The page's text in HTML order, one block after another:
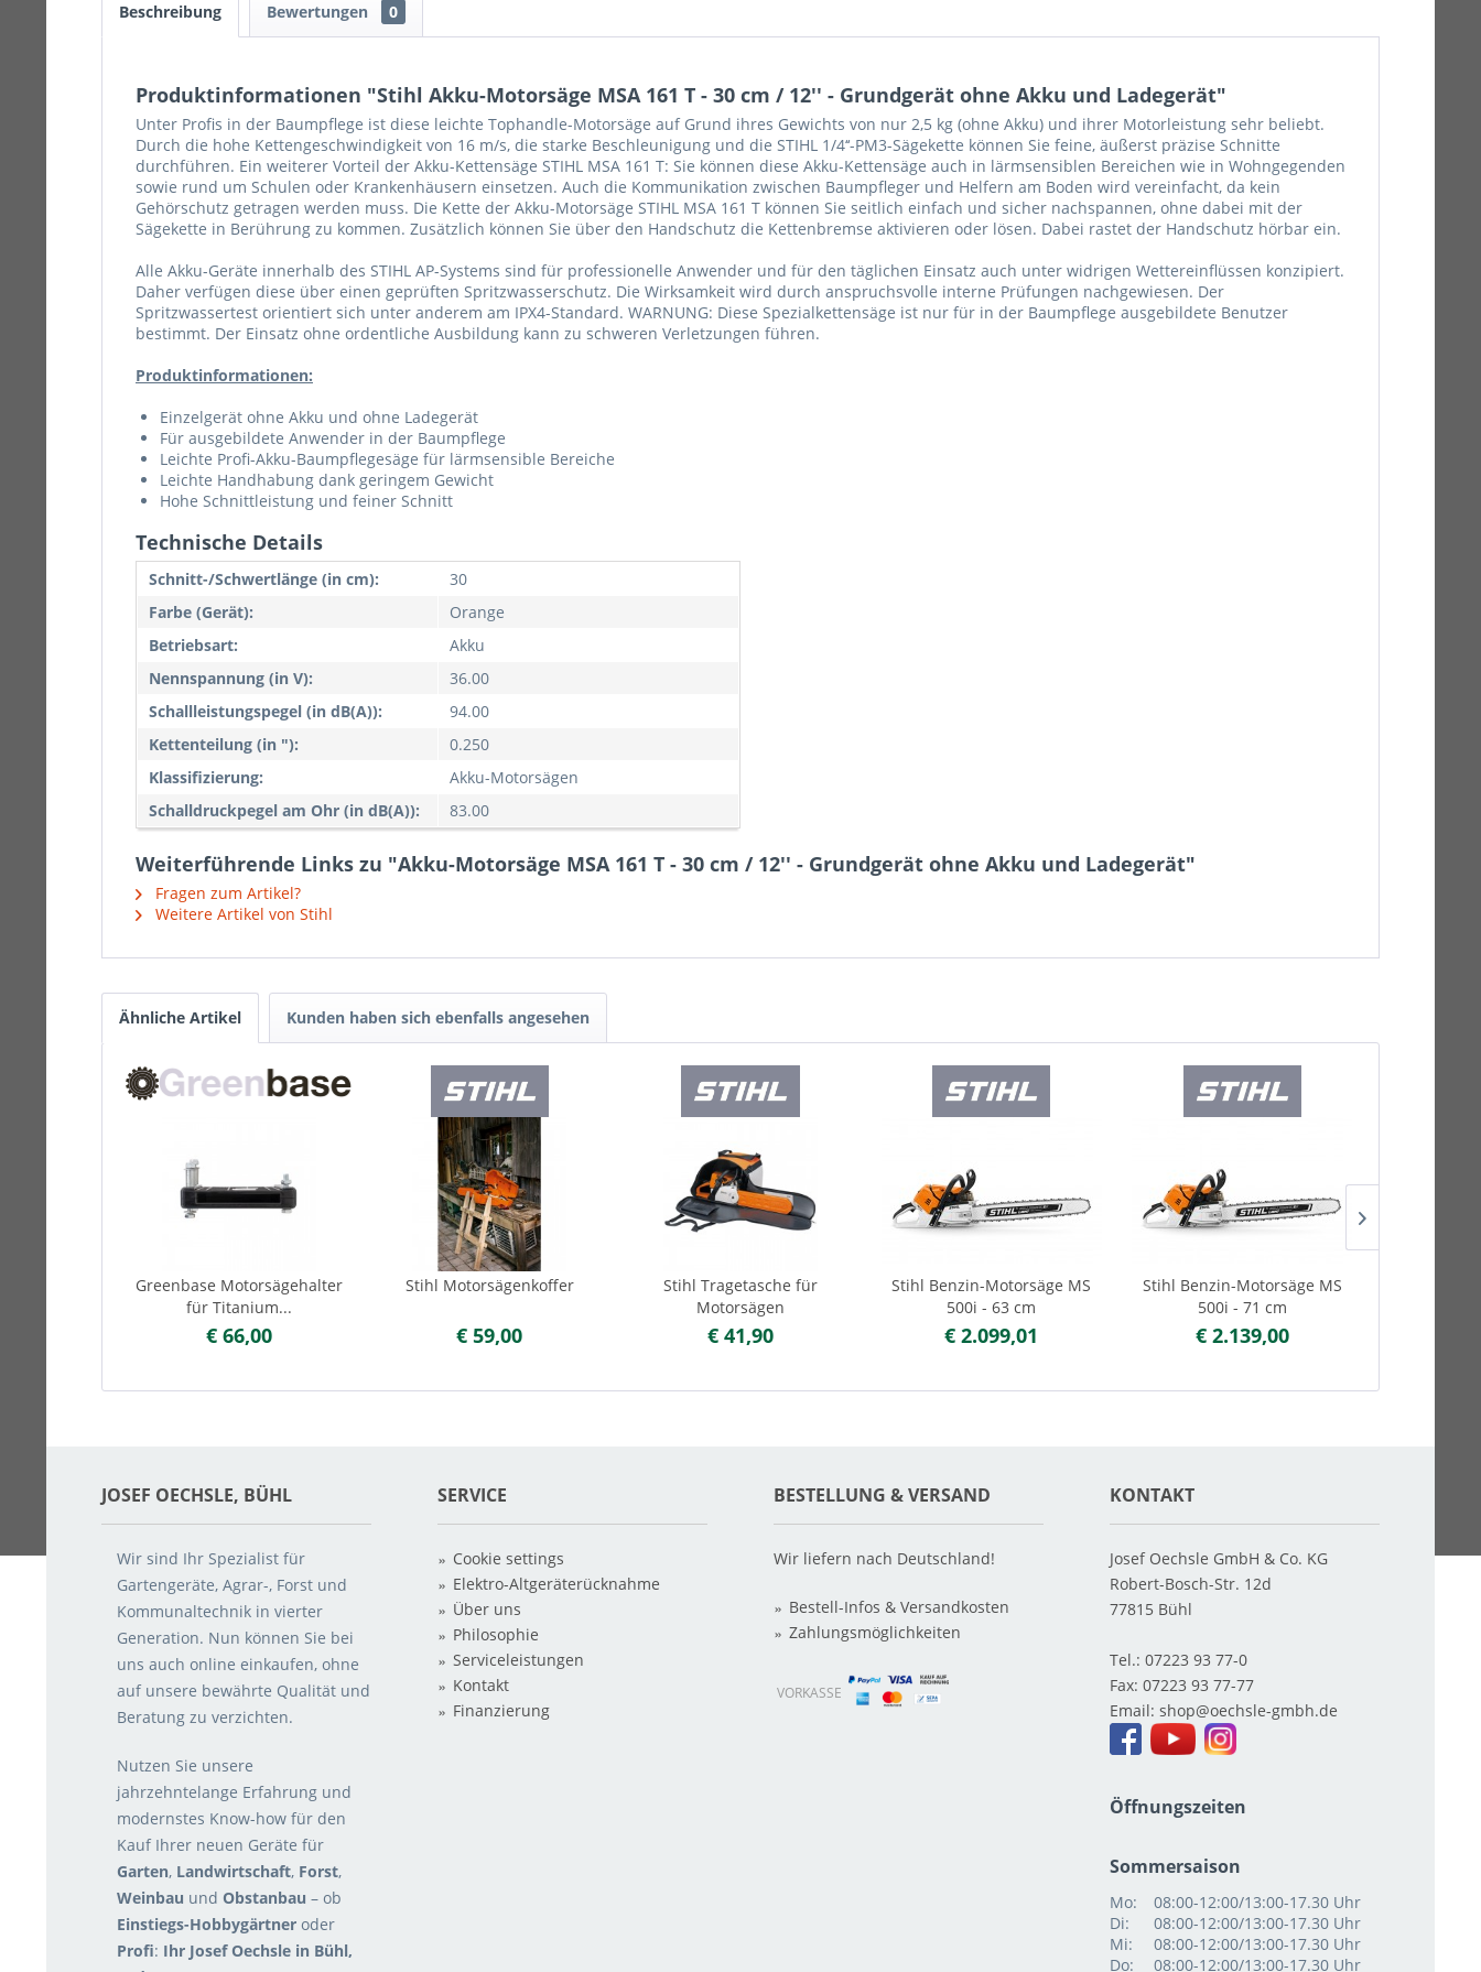
Beschreibung Bewertungen 0
Produktinformationen "Stihl Akku-Motorsäge MSA 161 T - 30 cm / 12'' - Grundgerät ohne Akku und Ladegerät"
Unter Profis in der Baumpflege ist diese leichte Tophandle-Motorsäge auf Grund ihres Gewichts von nur 2,5 kg (ohne Akku) und ihrer Motorleistung sehr beliebt.
Durch die hohe Kettengeschwindigkeit von 16 m/s, die starke Beschleunigung und die STIHL 1/4‘‘-PM3-Sägekette können Sie feine, äußerst präzise Schnitte
durchführen. Ein weiterer Vorteil der Akku-Kettensäge STIHL MSA 161 T: Sie können diese Akku-Kettensäge auch in lärmsensiblen Bereichen wie in Wohngegenden
sowie rund um Schulen oder Krankenhäusern einsetzen. Auch die Kommunikation zwischen Baumpfleger und Helfern am Boden wird vereinfacht, da kein
Gehörschutz getragen werden muss. Die Kette der Akku-Motorsäge STIHL MSA 161 T können Sie seitlich einfach und sicher nachspannen, ohne dabei mit der
Sägekette in Berührung zu kommen. Zusätzlich können Sie über den Handschutz die Kettenbremse aktivieren oder lösen. Dabei rastet der Handschutz hörbar ein.
Alle Akku-Geräte innerhalb des STIHL AP-Systems sind für professionelle Anwender und für den täglichen Einsatz auch unter widrigen Wettereinflüssen konzipiert.
Daher verfügen diese über einen geprüften Spritzwasserschutz. Die Wirksamkeit wird durch anspruchsvolle interne Prüfungen nachgewiesen. Der
Spritzwassertest orientiert sich unter anderem am IPX4-Standard. WARNUNG: Diese Spezialkettensäge ist nur für in der Baumpflege ausgebildete Benutzer
bestimmt. Der Einsatz ohne ordentliche Ausbildung kann zu schweren Verletzungen führen.
Produktinformationen:
Einzelgerät ohne Akku und ohne Ladegerät
Für ausgebildete Anwender in der Baumpflege
Leichte Profi-Akku-Baumpflegesäge für lärmsensible Bereiche
Leichte Handhabung dank geringem Gewicht
Hohe Schnittleistung und feiner Schnitt
Technische Details
Schnitt-/Schwertlänge (in cm):
30
Farbe (Gerät):
Orange
Betriebsart:
Akku
Nennspannung (in V):
36.00
Schallleistungspegel (in dB(A)):
94.00
Kettenteilung (in "):
0.250
Klassifizierung:
Akku-Motorsägen
Schalldruckpegel am Ohr (in dB(A)):
83.00
Weiterführende Links zu "Akku-Motorsäge MSA 161 T - 30 cm / 12'' - Grundgerät ohne Akku und Ladegerät"
Fragen zum Artikel?
Weitere Artikel von Stihl
Ähnliche Artikel Kunden haben sich ebenfalls angesehen
Greenbase Motorsägehalter
für Titanium...
€ 66,00
Stihl Motorsägenkoffer
€ 59,00
Stihl Tragetasche für
Motorsägen
€ 41,90
Stihl Benzin-Motorsäge MS
500i - 63 cm
€ 2.099,01
Stihl Benzin-Motorsäge MS
500i - 71 cm
€ 2.139,00
JOSEF OECHSLE, BÜHL
Wir sind Ihr Spezialist für
Gartengeräte, Agrar-, Forst und
Kommunaltechnik in vierter
Generation. Nun können Sie bei
uns auch online einkaufen, ohne
auf unsere bewährte Qualität und
Beratung zu verzichten.
Nutzen Sie unsere
jahrzehntelange Erfahrung und
modernstes Know-how für den
Kauf Ihrer neuen Geräte für
Garten, Landwirtschaft, Forst,
Weinbau und Obstanbau – ob
Einstiegs-Hobbygärtner oder
Profi: Ihr Josef Oechsle in Bühl,
SERVICE
Cookie settings
Elektro-Altgeräterücknahme
Über uns
Philosophie
Serviceleistungen
Kontakt
Finanzierung
BESTELLUNG & VERSAND
Wir liefern nach Deutschland!
Bestell-Infos & Versandkosten
Zahlungsmöglichkeiten
VORKASSE
KONTAKT
Josef Oechsle GmbH & Co. KG
Robert-Bosch-Str. 12d
77815 Bühl
Tel.: 07223 93 77-0
Fax: 07223 93 77-77
Email: shop
Öffnungszeiten
Sommersaison
Mo:
08:00-12:00/13:00-17.30 Uhr
Di:
08:00-12:00/13:00-17.30 Uhr
Mi:
08:00-12:00/13:00-17.30 Uhr
Do:
08:00-12:00/13:00-17.30 Uhr